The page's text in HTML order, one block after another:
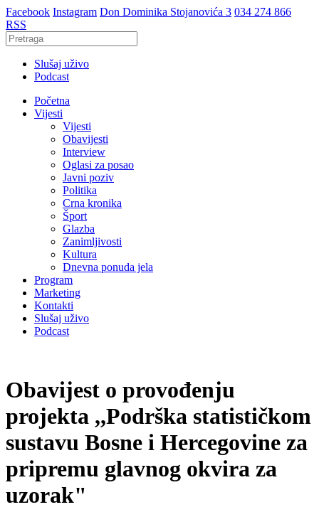
Facebook Instagram Don Dominika Stojanovića 3 034 274 866
RSS
Slušaj uživo
Podcast
Početna
Vijesti
Vijesti
Obavijesti
Interview
Oglasi za posao
Javni poziv
Politika
Crna kronika
Šport
Glazba
Zanimljivosti
Kultura
Dnevna ponuda jela
Program
Marketing
Kontakti
Slušaj uživo
Podcast
Obavijest o provođenju
projekta ,,Podrška statističkom
sustavu Bosne i Hercegovine za
pripremu glavnog okvira za
uzorak"